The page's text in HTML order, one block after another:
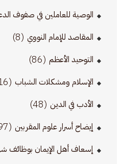
الوصية للعاملين في صفوف
المقاصد للإمام النووي (8)
التوحيد الأعظم (86)
الإسلام ومشكلات الشباب (16)
الأدب في الدين (48)
إيضاح أسرار علوم المقربين (97)
إسعاف أهل الإيمان بوظائف